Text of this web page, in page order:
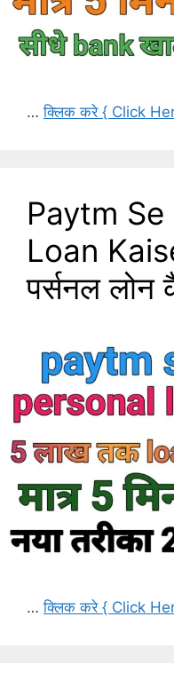
…क्लिक करे { Click
Paytm
Loan
पर्सनल
…क्लिक करे { Click